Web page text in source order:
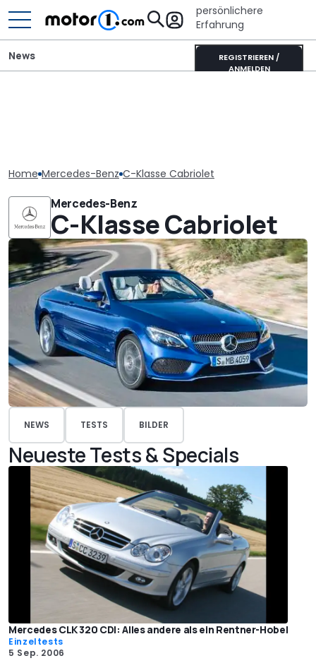
persönlichere
Erfahrung
REGISTRIEREN /
ANMELDEN
News
Home Mercedes-Benz C-Klasse Cabriolet
Mercedes-Benz
C-Klasse Cabriolet
NEWS TESTS BILDER
Neueste Tests & Specials
Mercedes CLK 320 CDI: Alles andere als ein Rentner-Hobel
Einzeltests
5 Sep. 2006